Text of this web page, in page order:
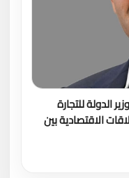
الدولة للتجارة
الاقتصادية بين